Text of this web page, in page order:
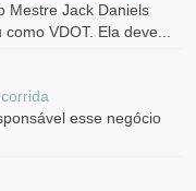
Mestre Jack Daniels
VDOT. Ela deve...
esse negócio